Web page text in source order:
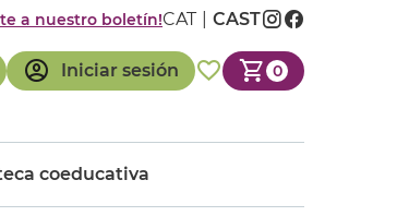
Iniciar sesión 0
a nuestro boletín!CAT CAST
coeducativa